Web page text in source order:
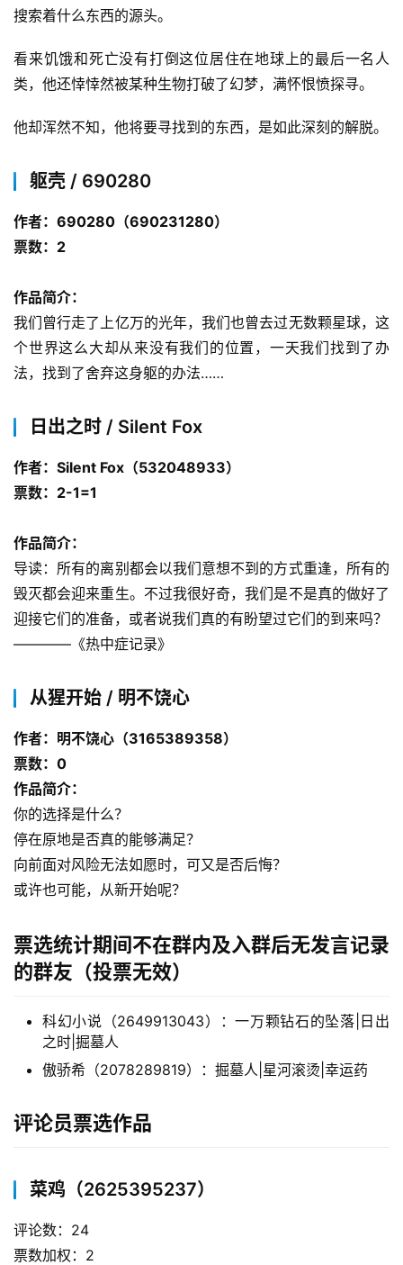
搜索着什么东西的源头。
看来饥饿和死亡没有打倒这位居住在地球上的最后一名人
类，他还悻悻然被某种生物打破了幻梦，满怀恨愤探寻。
他却浑然不知，他将要寻找到的东西，是如此深刻的解脱。
躯壳 / 690280
作者：690280（690231280）
票数：2
作品简介：
我们曾行走了上亿万的光年，我们也曾去过无数颗星球，这
个世界这么大却从来没有我们的位置，一天我们找到了办
法，找到了舍弃这身躯的办法……
日出之时 / Silent Fox
作者：Silent Fox（532048933）
票数：2-1=1
作品简介：
导读：所有的离别都会以我们意想不到的方式重逢，所有的
毁灭都会迎来重生。不过我很好奇，我们是不是真的做好了
迎接它们的准备，或者说我们真的有盼望过它们的到来吗？
————《热中症记录》
从猩开始 / 明不饶心
作者：明不饶心（3165389358）
票数：0
作品简介：
你的选择是什么？
停在原地是否真的能够满足？
向前面对风险无法如愿时，可又是否后悔？
或许也可能，从新开始呢？
票选统计期间不在群内及入群后无发言记录
的群友（投票无效）
科幻小说（2649913043）：一万颗钻石的坠落|日出
之时|掘墓人
傲骄希（2078289819）：掘墓人|星河滚烫|幸运药
评论员票选作品
菜鸡（2625395237）
评论数：24
票数加权：2